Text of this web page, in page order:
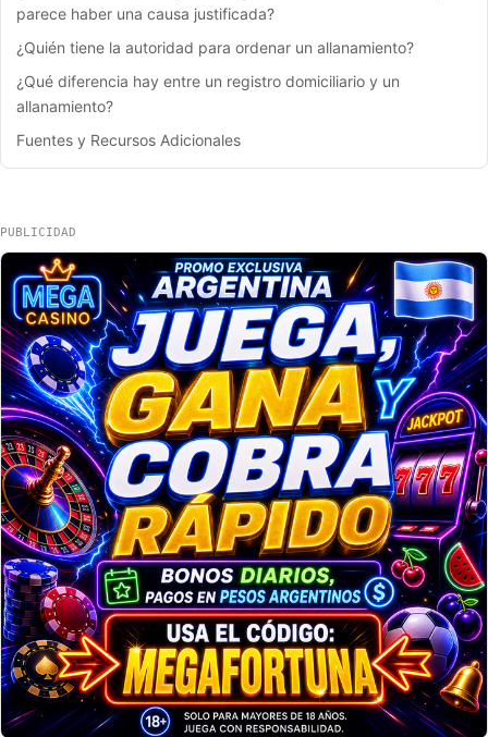
parece haber una causa justificada?
¿Quién tiene la autoridad para ordenar un allanamiento?
¿Qué diferencia hay entre un registro domiciliario y un
allanamiento?
Fuentes y Recursos Adicionales
PUBLICIDAD